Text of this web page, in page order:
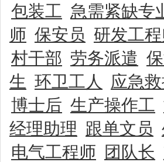
包装工 急需紧缺专
师 保安员 研发工
村干部 劳务派遣
生 环卫工人 应急
博士后 生产操作工
经理助理 跟单文员
电气工程师 团队长